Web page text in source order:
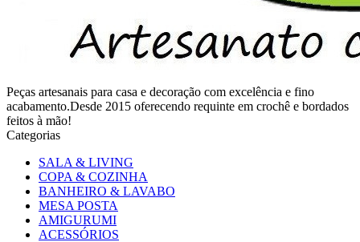
Peças artesanais para casa e decoração com excelência e fino
acabamento.Desde 2015 oferecendo requinte em crochê e bordados
feitos à mão!
Categorias
SALA & LIVING
COPA & COZINHA
BANHEIRO & LAVABO
MESA POSTA
AMIGURUMI
ACESSÓRIOS